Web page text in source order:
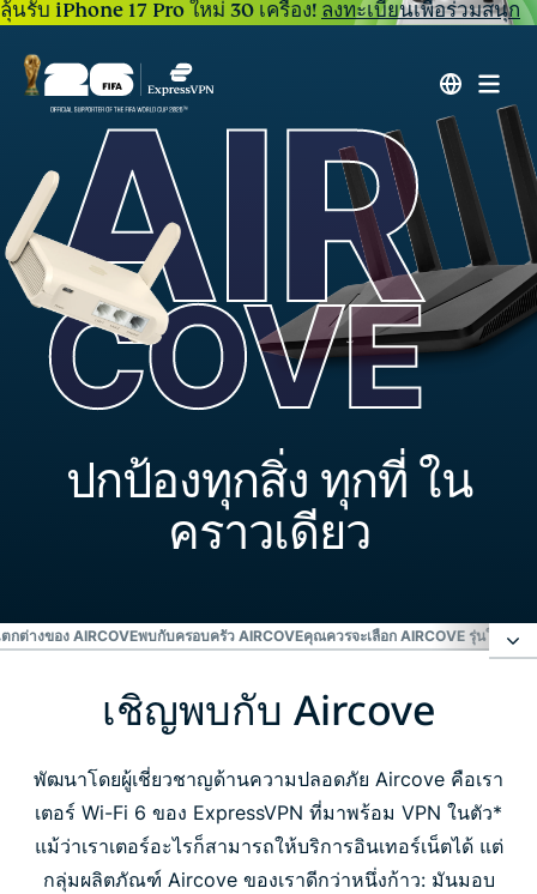
ลุ้นรับ iPhone 17 Pro ใหม่ 30 เครื่อง! ลงทะเบียนเพื่อร่วมสนุก
ปกป้องทุกสิ่ง ทุกที่ ใน
คราวเดียว
ต่างของ AIRCOVEพบกับครอบครัว AIRCOVEคุณควรจะเลือก AIRCOVE รุ่นใด?ผู้ค
เชิญพบกับ Aircove
สัมผัสประสบการณ์ที่แตกต่างของ Aircove
พบกับครอบครัว Aircove
เชิญพบกับ Aircove
พัฒนาโดยผู้เชี่ยวชาญด้านความปลอดภัย Aircove คือเรา
เตอร์ Wi-Fi 6 ของ ExpressVPN ที่มาพร้อม VPN ในตัว*
แม้ว่าเราเตอร์อะไรก็สามารถให้บริการอินเทอร์เน็ตได้ แต่
กลุ่มผลิตภัณฑ์ Aircove ของเราดีกว่าหนึ่งก้าว: มันมอบ